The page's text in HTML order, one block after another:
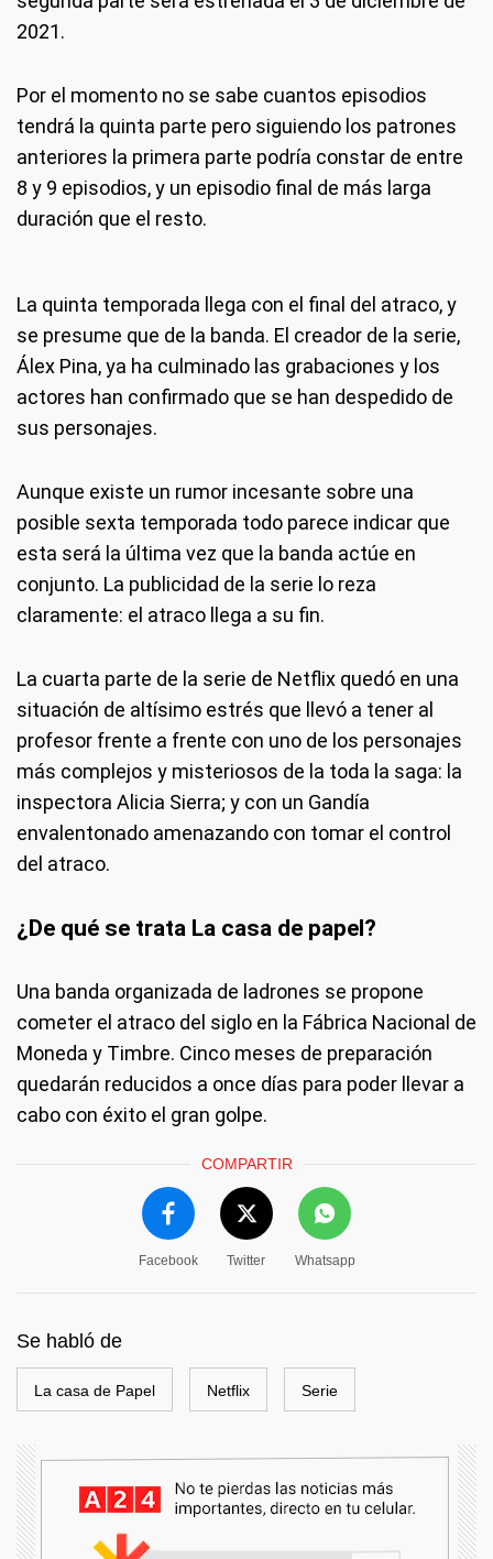
2021.
Por el momento no se sabe cuantos episodios
tendrá la quinta parte pero siguiendo los patrones
anteriores la primera parte podría constar de entre
8 y 9 episodios, y un episodio final de más larga
duración que el resto.
La quinta temporada llega con el final del atraco, y
se presume que de la banda. El creador de la serie,
Álex Pina, ya ha culminado las grabaciones y los
actores han confirmado que se han despedido de
sus personajes.
Aunque existe un rumor incesante sobre una
posible sexta temporada todo parece indicar que
esta será la última vez que la banda actúe en
conjunto. La publicidad de la serie lo reza
claramente: el atraco llega a su fin.
La cuarta parte de la serie de Netflix quedó en una
situación de altísimo estrés que llevó a tener al
profesor frente a frente con uno de los personajes
más complejos y misteriosos de la toda la saga: la
inspectora Alicia Sierra; y con un Gandía
envalentonado amenazando con tomar el control
del atraco.
¿De qué se trata La casa de papel?
Una banda organizada de ladrones se propone
cometer el atraco del siglo en la Fábrica Nacional de
Moneda y Timbre. Cinco meses de preparación
quedarán reducidos a once días para poder llevar a
cabo con éxito el gran golpe.
COMPARTIR
Facebook Twitter Whatsapp
Se habló de
La casa de Papel Netflix Serie